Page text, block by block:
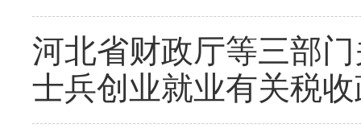
河北省财政厅等三部
士兵创业就业有关税